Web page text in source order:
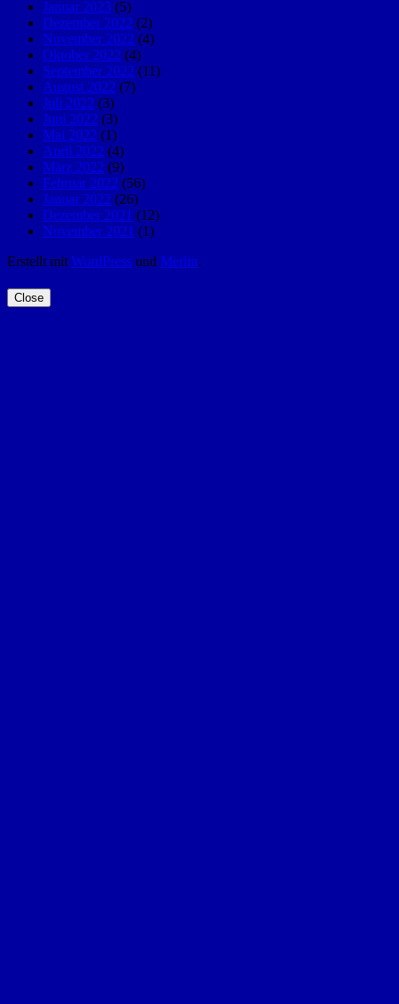
Januar 2023 (5)
Dezember 2022 (2)
November 2022 (4)
Oktober 2022 (4)
September 2022 (11)
August 2022 (7)
Juli 2022 (3)
Juni 2022 (3)
Mai 2022 (1)
April 2022 (4)
März 2022 (9)
Februar 2022 (56)
Januar 2022 (26)
Dezember 2021 (12)
November 2021 (1)
Erstellt mit WordPress und Merlin.
Close